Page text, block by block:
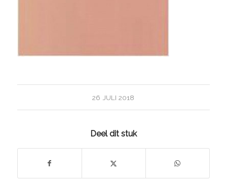
26 JULI 2018
Deel dit stuk